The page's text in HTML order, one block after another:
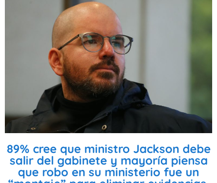
89% cree que ministro Jackson debe
salir del gabinete y mayoría piensa
que robo en su ministerio fue un